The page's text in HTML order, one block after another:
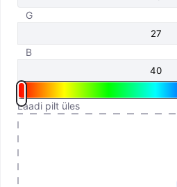
G
B
Laadi pilt üles